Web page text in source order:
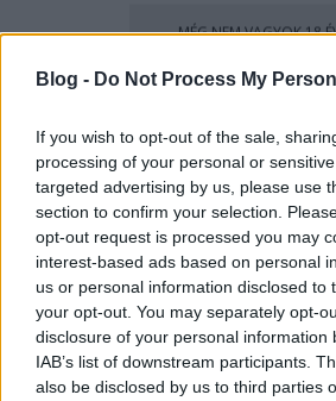
Blog - Do Not Process My
If you wish to opt-out of the sale,
processing of your personal or
targeted advertising by us, please use
section to confirm your selection.
opt-out request is processed you may
interest-based ads based on personal
us or personal information disclosed to
your opt-out. You may separately opt-
disclosure of your personal information
IAB’s list of downstream participants.
also be disclosed by us to third parties
MÉG NEM VAGYOK 18
más is használja ezt
Ha felnőtt vagy, és szeretnéd, hogy az
kiskorú ne férhessen hozzá, használj
A belépéssel elfogadod afelnőtt
blogok megtekintési
A kívánó tyúk
hogy hiába kért a jótündértől
tápellátást, nem azt kapott,
számítástechnikában használt,
tápegységet. Mit kezdjen ezzel?
Akkumulátor, FET-ek, vezetékek,
Még nézni is értelmetlen,…
Kívánni kell!
Kultstáb •2018. december 30.